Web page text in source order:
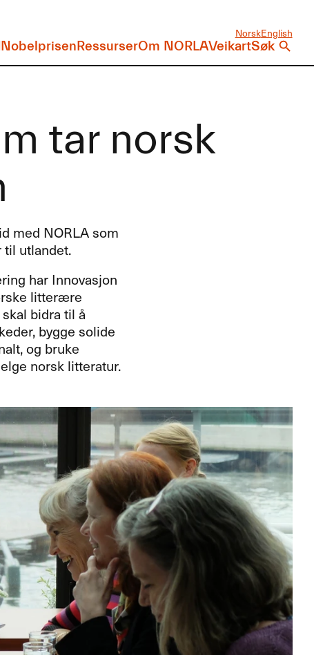
NorskEnglish
NobelprisenRessurserOm NORLAVeikartSøk
tar norsk
med NORLAsom
utlandet.
har Innovasjon
litterære
bidra til å
bygge solide
og bruke
norsk litteratur.